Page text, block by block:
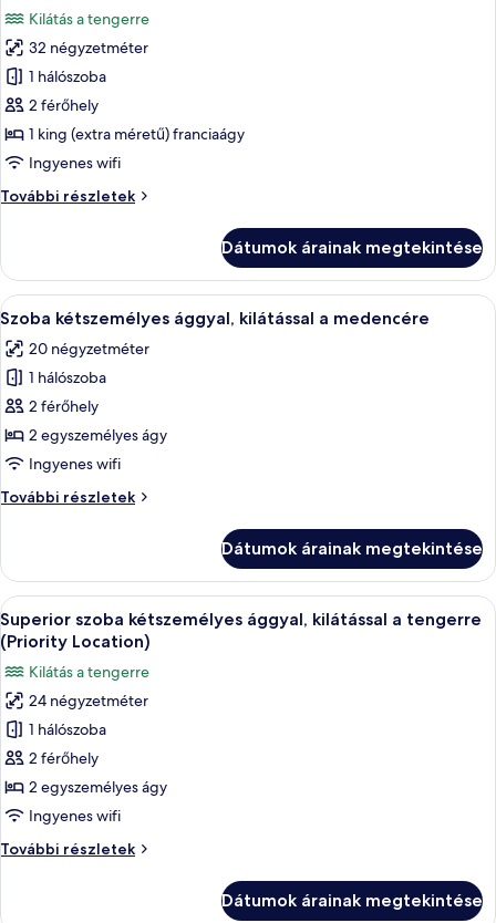
Location)
további
részletei
összes
képének
megtekintése:
Junior
stúdió
lakosztály,
a
Location)
Kilátás a tengerre
32 négyzetméter
1 hálószoba
2 férőhely
1 king (extra méretű) franciaágy
Ingyenes wifi
További részletek
Junior
a
tengerre
(Priority
további
részletei
Dátumok árainak megtekintése
A
következő
szoba
összes
képének
megtekintése:
Szoba
ággyal,
medencére
Egy szállodai szoba két ággyal, nagy
5
Szoba kétszemélyes ággyal, kilátással a medencére
20 négyzetméter
1 hálószoba
2 férőhely
2 egyszemélyes ágy
Ingyenes wifi
További részletek
Szoba
a
medencére
további
részletei
Dátumok árainak megtekintése
A
következő
szoba
összes
képének
megtekintése:
Superior
szoba
kétszemélyes
kilátással
Egy fehér asztallal és székekkel
5
Superior szoba kétszemélyes ággyal, kilátással a tengerre
(Priority Location)
Kilátás a tengerre
24 négyzetméter
1 hálószoba
2 férőhely
2 egyszemélyes ágy
Ingyenes wifi
További részletek
Superior
Dátumok árainak megtekintése